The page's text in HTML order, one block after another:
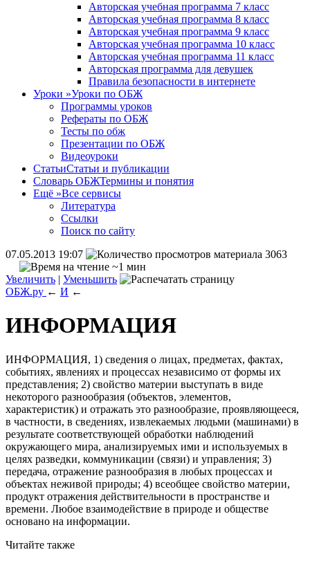
Авторская учебная программа 7 класс
Авторская учебная программа 8 класс
Авторская учебная программа 9 класс
Авторская учебная программа 10 класс
Авторская учебная программа 11 класс
Авторская программа для девушек
Правила безопасности в интернете
Уроки »Уроки по ОБЖ
Программы уроков
Рефераты по ОБЖ
Тесты по обж
Презентации по ОБЖ
Видеоуроки
СтатьиСтатьи и публикации
Словарь ОБЖТермины и понятия
Ещё »Все сервисы
Литература
Ссылки
Поиск по сайту
07.05.2013 19:07
3063
~1 мин
Увеличить | Уменьшить
ОБЖ.ру ← И ←
ИНФОРМАЦИЯ
ИНФОРМАЦИЯ, 1) сведения о лицах, предметах, фактах,
событиях, явлениях и процессах независимо от формы их
представления; 2) свойство материи выступать в виде
некоторого разнообразия (объектов, элементов,
характеристик) и отражать это разнообразие, проявляющееся,
в частности, в сведениях, извлекаемых людьми (машинами) в
результате соответствующей обработки наблюдений
окружающего мира, анализируемых ими и используемых в
целях разведки, коммуникации (связи) и управления; 3)
передача, отражение разнообразия в любых процессах и
объектах неживой природы; 4) всеобщее свойство материи,
продукт отражения действительности в пространстве и
времени. Любое взаимодействие в природе и обществе
основано на информации.
Читайте также